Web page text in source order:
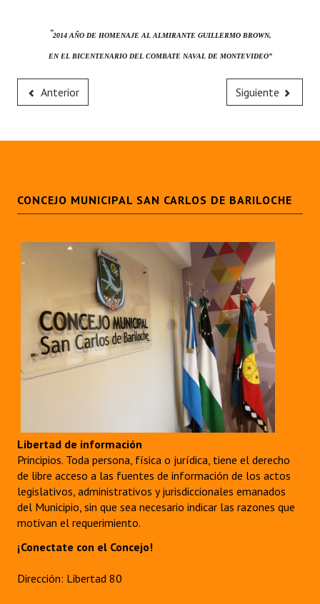
“2014 AÑO DE HOMENAJE AL ALMIRANTE GUILLERMO BROWN,
EN EL BICENTENARIO DEL COMBATE NAVAL DE MONTEVIDEO”
Anterior Siguiente
CONCEJO MUNICIPAL SAN CARLOS DE BARILOCHE
Libertad de información
Principios. Toda persona, física o jurídica, tiene el derecho
de libre acceso a las fuentes de información de los actos
legislativos, administrativos y jurisdiccionales emanados
del Municipio, sin que sea necesario indicar las razones que
motivan el requerimiento.
¡Conectate con el Concejo!
Dirección: Libertad 80